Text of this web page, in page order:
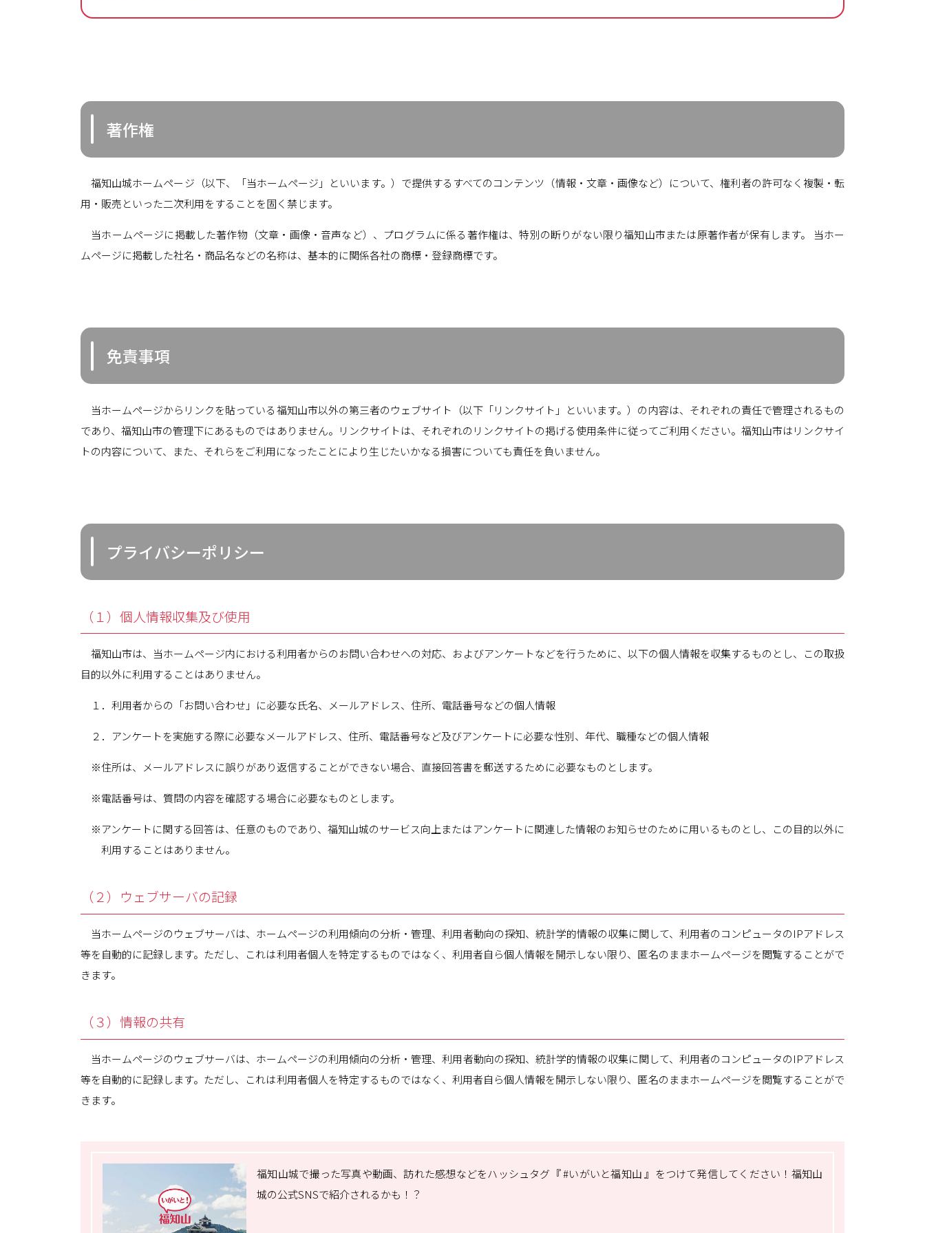
著作権
福知山城ホームページ（以下、「当ホームページ」といいます。）で提供するすべてのコンテンツ（情報・文章・画像など）について、権利者の許可なく複製・転
用・販売といった二次利用をすることを固く禁じます。
当ホームページに掲載した著作物（文章・画像・音声など）、プログラムに係る著作権は、特別の断りがない限り福知山市または原著作者が保有します。 当ホー
ムページに掲載した社名・商品名などの名称は、基本的に関係各社の商標・登録商標です。
免責事項
当ホームページからリンクを貼っている福知山市以外の第三者のウェブサイト（以下「リンクサイト」といいます。）の内容は、それぞれの責任で管理されるもの
であり、福知山市の管理下にあるものではありません。リンクサイトは、それぞれのリンクサイトの掲げる使用条件に従ってご利用ください。福知山市はリンクサイ
トの内容について、また、それらをご利用になったことにより生じたいかなる損害についても責任を負いません。
プライバシーポリシー
（１）個人情報収集及び使用
福知山市は、当ホームページ内における利用者からのお問い合わせへの対応、およびアンケートなどを行うために、以下の個人情報を収集するものとし、この取扱
目的以外に利用することはありません。
１．利用者からの「お問い合わせ」に必要な氏名、メールアドレス、住所、電話番号などの個人情報
２．アンケートを実施する際に必要なメールアドレス、住所、電話番号など及びアンケートに必要な性別、年代、職種などの個人情報
※住所は、メールアドレスに誤りがあり返信することができない場合、直接回答書を郵送するために必要なものとします。
※電話番号は、質問の内容を確認する場合に必要なものとします。
※アンケートに関する回答は、任意のものであり、福知山城のサービス向上またはアンケートに関連した情報のお知らせのために用いるものとし、この目的以外に
利用することはありません。
（２）ウェブサーバの記録
当ホームページのウェブサーバは、ホームページの利用傾向の分析・管理、利用者動向の探知、統計学的情報の収集に関して、利用者のコンピュータのIPアドレス
等を自動的に記録します。ただし、これは利用者個人を特定するものではなく、利用者自ら個人情報を開示しない限り、匿名のままホームページを閲覧することがで
きます。
（３）情報の共有
当ホームページのウェブサーバは、ホームページの利用傾向の分析・管理、利用者動向の探知、統計学的情報の収集に関して、利用者のコンピュータのIPアドレス
等を自動的に記録します。ただし、これは利用者個人を特定するものではなく、利用者自ら個人情報を開示しない限り、匿名のままホームページを閲覧することがで
きます。
福知山城で撮った写真や動画、訪れた感想などをハッシュタグ『 #いがいと福知山 』をつけて発信してください！福知山
城の公式SNSで紹介されるかも！？